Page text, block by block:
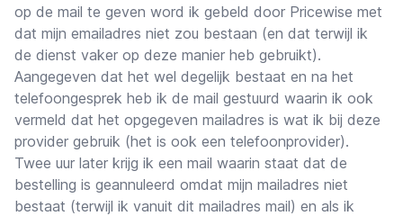
op de mail te geven word ik gebeld door Pricewise met
dat mijn emailadres niet zou bestaan (en dat terwijl ik
de dienst vaker op deze manier heb gebruikt).
Aangegeven dat het wel degelijk bestaat en na het
telefoongesprek heb ik de mail gestuurd waarin ik ook
vermeld dat het opgegeven mailadres is wat ik bij deze
provider gebruik (het is ook een telefoonprovider).
Twee uur later krijg ik een mail waarin staat dat de
bestelling is geannuleerd omdat mijn mailadres niet
bestaat (terwijl ik vanuit dit mailadres mail) en als ik